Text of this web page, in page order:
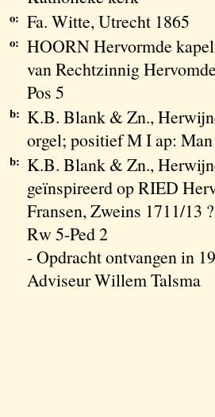
o: Fa. Witte, Utrecht 1865
o: HOORN Hervormde
van Rechtzinnig
Pos 5
b: K.B. Blank & Zn.,
orgel; positief M I ap:
b: K.B. Blank & Zn.,
geïnspireerd op RIED
Fransen, Zweins 1711/13
Rw 5-Ped 2
- Opdracht ontvangen in
Adviseur Willem Talsma